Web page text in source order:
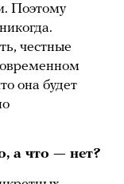
Поэтому
честные
она будет
а что — нет?